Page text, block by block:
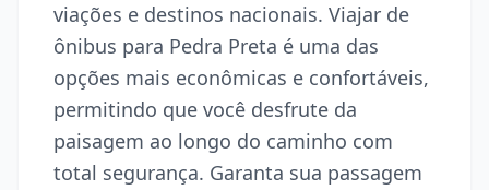
viações e destinos nacionais. Viajar de
ônibus para Pedra Preta é uma das
opções mais econômicas e confortáveis,
permitindo que você desfrute da
paisagem ao longo do caminho com
total segurança. Garanta sua passagem